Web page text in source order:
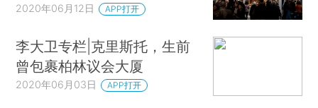
2020年06月12日 APP打开
李大卫专栏|克里斯托，生前
曾包裹柏林议会大厦
2020年06月03日 APP打开